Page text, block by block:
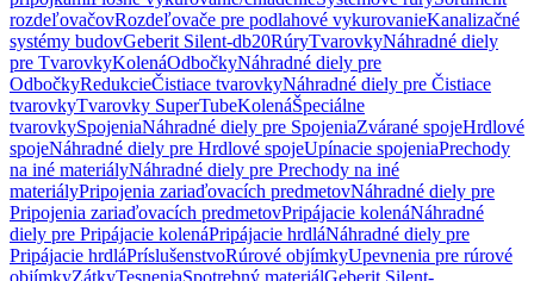
rozdeľovačovRozdeľovače pre podlahové vykurovanieKanalizačné
systémy budovGeberit Silent-db20RúryTvarovkyNáhradné diely
pre TvarovkyKolenáOdbočkyNáhradné diely pre
OdbočkyRedukcieČistiace tvarovkyNáhradné diely pre Čistiace
tvarovkyTvarovky SuperTubeKolenáŠpeciálne
tvarovkySpojeniaNáhradné diely pre SpojeniaZvárané spojeHrdlové
spojeNáhradné diely pre Hrdlové spojeUpínacie spojeniaPrechody
na iné materiályNáhradné diely pre Prechody na iné
materiályPripojenia zariaďovacích predmetovNáhradné diely pre
Pripojenia zariaďovacích predmetovPripájacie kolenáNáhradné
diely pre Pripájacie kolenáPripájacie hrdláNáhradné diely pre
Pripájacie hrdláPríslušenstvoRúrové objímkyUpevnenia pre rúrové
objímkyZátkyTesneniaSpotrebný materiálGeberit Silent-